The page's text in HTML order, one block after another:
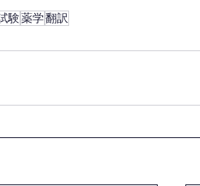
験薬学翻訳